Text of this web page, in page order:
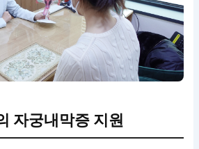
자궁내막증 지원